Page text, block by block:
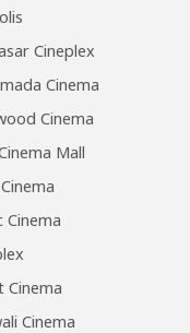
Cineplex
Cinema
Cinema
Mall
Cinema
Cinema
Cinema